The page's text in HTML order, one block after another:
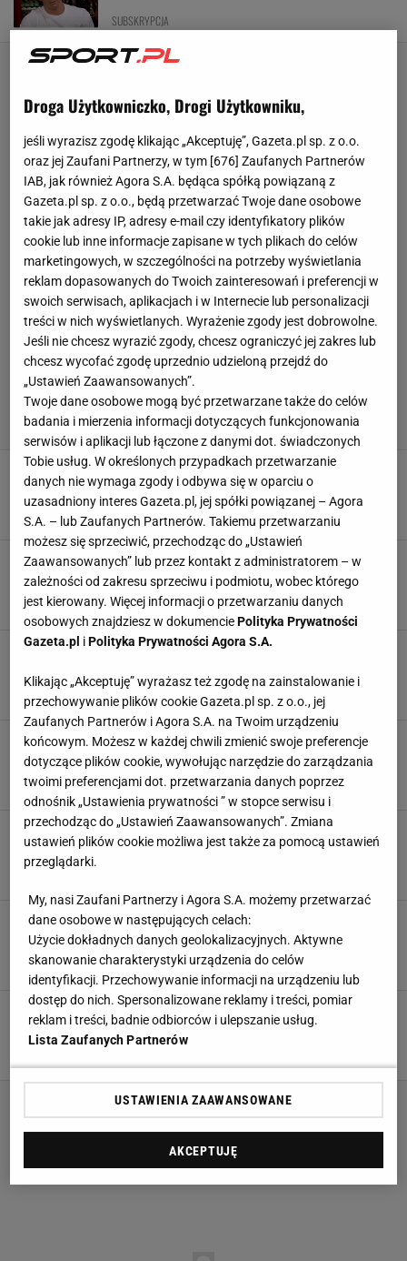
SUBSKRYPCJA
Dla Karasia to już koniec. "Nogi praktycznie nie
dało się zginać"
Błażej Winter,29 GRUDNIA 2024, 15:00
O tym będzie głośno! Polak mógł wygrać 10-
krotnego IronMana. Zaprotestował przed metą
Agnieszka Piskorz,11 WRZEŚNIA 2024, 19:40
Polka pobiła rekord świata. Niewiarygodny
Bartosz Naus, 28 LIPCA 2024, 12:17
Robert Karaś podjął decyzję. Już wie, co dalej.
"Największe wyzwanie"
Michał Chmielewski,30 KWIETNIA 2024, 08:54
Robert Karaś zmiażdżony. Jego dowód na
niewinność został błyskawicznie obalony
Karaś znowu wpadł! "Muszę teraz ponieść
konsekwencje swojej głupoty"
Konrad Ferszter,22 MARCA 2024, 16:40
Robert Karaś pobił rekord i się zaczęło.
Stanowski vs "Juras". "Lodu na głowę, ludzie"
Droga Użytkowniczko, Drogi Użytkowniku,
jeśli wyrazisz zgodę klikając „Akceptuję”, Gazeta.pl sp. z o.o.
oraz jej Zaufani Partnerzy, w tym [676] Zaufanych Partnerów
IAB, jak również Agora S.A. będąca spółką powiązaną z
Gazeta.pl sp. z o.o., będą przetwarzać Twoje dane osobowe
takie jak adresy IP, adresy e-mail czy identyfikatory plików
cookie lub inne informacje zapisane w tych plikach do celów
marketingowych, w szczególności na potrzeby wyświetlania
reklam dopasowanych do Twoich zainteresowań i preferencji w
swoich serwisach, aplikacjach i w Internecie lub personalizacji
treści w nich wyświetlanych. Wyrażenie zgody jest dobrowolne.
Jeśli nie chcesz wyrazić zgody, chcesz ograniczyć jej zakres lub
chcesz wycofać zgodę uprzednio udzieloną przejdź do
„Ustawień Zaawansowanych”.
Twoje dane osobowe mogą być przetwarzane także do celów
badania i mierzenia informacji dotyczących funkcjonowania
serwisów i aplikacji lub łączone z danymi dot. świadczonych
Tobie usług. W określonych przypadkach przetwarzanie
danych nie wymaga zgody i odbywa się w oparciu o
uzasadniony interes Gazeta.pl, jej spółki powiązanej – Agora
S.A. – lub Zaufanych Partnerów. Takiemu przetwarzaniu
możesz się sprzeciwić, przechodząc do „Ustawień
Zaawansowanych” lub przez kontakt z administratorem – w
zależności od zakresu sprzeciwu i podmiotu, wobec którego
jest kierowany. Więcej informacji o przetwarzaniu danych
osobowych znajdziesz w dokumenciePolityka Prywatności
Gazeta.pl iPolityka Prywatności Agora S.A.
Klikając „Akceptuję” wyrażasz też zgodę na zainstalowanie i
przechowywanie plików cookie Gazeta.pl sp. z o.o., jej
Zaufanych Partnerów i Agora S.A. na Twoim urządzeniu
końcowym. Możesz w każdej chwili zmienić swoje preferencje
dotyczące plików cookie, wywołując narzędzie do zarządzania
twoimi preferencjami dot. przetwarzania danych poprzez
odnośnik „Ustawienia prywatności ” w stopce serwisu i
przechodząc do „Ustawień Zaawansowanych”. Zmiana
ustawień plików cookie możliwa jest także za pomocą ustawień
przeglądarki.
My, nasi Zaufani Partnerzy i Agora S.A. możemy przetwarzać
dane osobowe w następujących celach:
Użycie dokładnych danych geolokalizacyjnych. Aktywne
skanowanie charakterystyki urządzenia do celów
identyfikacji. Przechowywanie informacji na urządzeniu lub
dostęp do nich. Spersonalizowane reklamy i treści, pomiar
reklam i treści, badnie odbiorców i ulepszanie usług.
Lista Zaufanych Partnerów
USTAWIENIA ZAAWANSOWANE
AKCEPTUJĘ